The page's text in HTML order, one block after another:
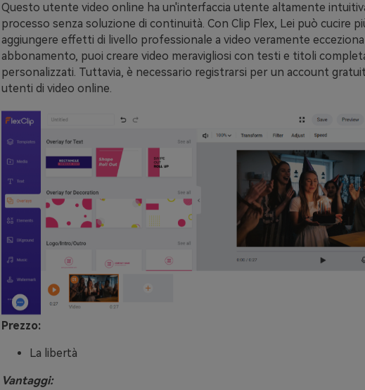
Questo utente video online ha un'interfaccia utente altamente
processo senza soluzione di continuità. Con Clip Flex, Lei può cucire
aggiungere effetti di livello professionale a video veramente
abbonamento, puoi creare video meravigliosi con testi e titoli
personalizzati. Tuttavia, è necessario registrarsi per un account
utenti di video online.
Prezzo:
La libertà
Vantaggi: